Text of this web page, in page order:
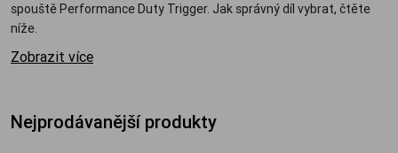
spouště Performance Duty Trigger. Jak správný díl vybrat, čtěte
níže.
Zobrazit více
Nejprodávanější produkty